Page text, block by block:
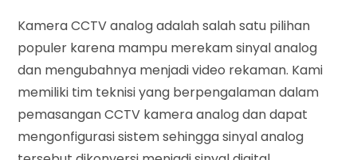
Kamera CCTV analog adalah salah satu pilihan
populer karena mampu merekam sinyal analog
dan mengubahnya menjadi video rekaman. Kami
memiliki tim teknisi yang berpengalaman dalam
pemasangan CCTV kamera analog dan dapat
mengonfigurasi sistem sehingga sinyal analog